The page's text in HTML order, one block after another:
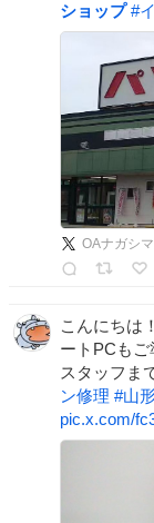
ショップ #
OAナガシ
こんにちは
ートPCも
スタッフま
ン修理 #山
pic.x.com/